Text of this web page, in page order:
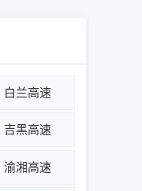
白兰高速
吉黑高速
渝湘高速